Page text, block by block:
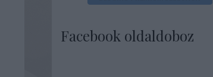
Facebook oldaldoboz